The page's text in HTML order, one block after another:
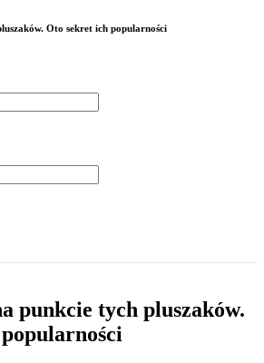
Oto sekret ich popularności
punkcie tych pluszaków.